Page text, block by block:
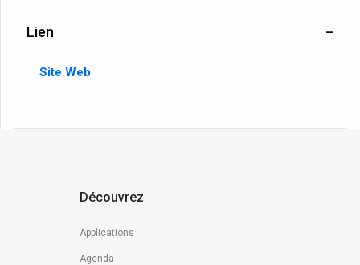
Lien
Site Web
Découvrez
Applications
Agenda